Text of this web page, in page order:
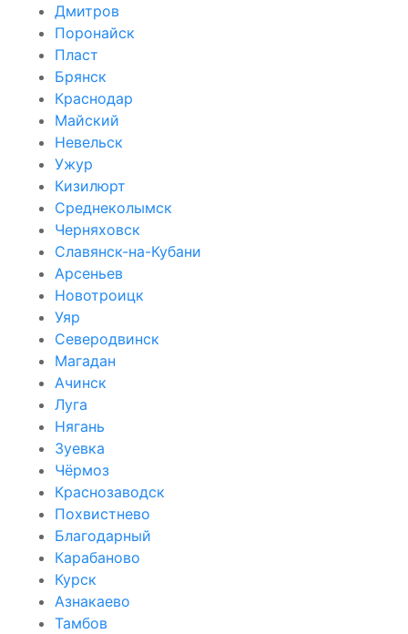
Дмитров
Поронайск
Пласт
Брянск
Краснодар
Майский
Невельск
Ужур
Кизилюрт
Среднеколымск
Черняховск
Славянск-на-Кубани
Арсеньев
Новотроицк
Уяр
Северодвинск
Магадан
Ачинск
Луга
Нягань
Зуевка
Чёрмоз
Краснозаводск
Похвистнево
Благодарный
Карабаново
Курск
Азнакаево
Тамбов